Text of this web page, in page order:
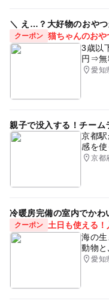
＼ え…？大好物のおや
クーポン 猫ちゃんのお
3歳以
円⇒無
愛知
親子で没入する！チーム
京都
感を
京都
冷暖房完備の室内でかわ
クーポン
土日も使える！
海の
動物と
愛知